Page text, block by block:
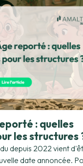
: quelles
les structures
depuis 2022 vient
date annoncée.